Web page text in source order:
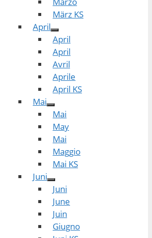
März KS
April
April
April
Avril
Aprile
April KS
Mai
Mai
May
Mai
Maggio
Mai KS
Juni
Juni
June
Juin
Giugno